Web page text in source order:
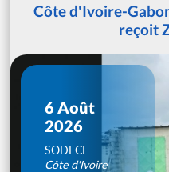
Côte d'Ivoire-
reçoit
6 Août
2026
SODECI
Côte d'Ivoire